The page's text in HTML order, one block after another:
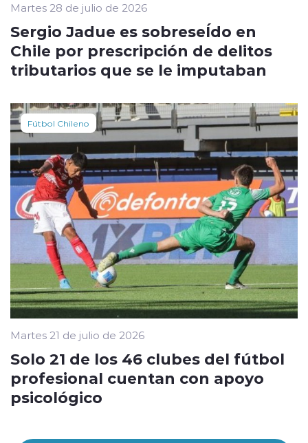
Martes 28 de julio de 2026
Sergio Jadue es sobreseÍdo en
Chile por prescripción de delitos
tributarios que se le imputaban
Fútbol Chileno
Martes 21 de julio de 2026
Solo 21 de los 46 clubes del fútbol
profesional cuentan con apoyo
psicológico